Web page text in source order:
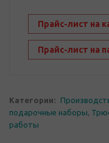
Прайс-лист на
Прайс-лист на
Категории:
подарочные наборы,
работы